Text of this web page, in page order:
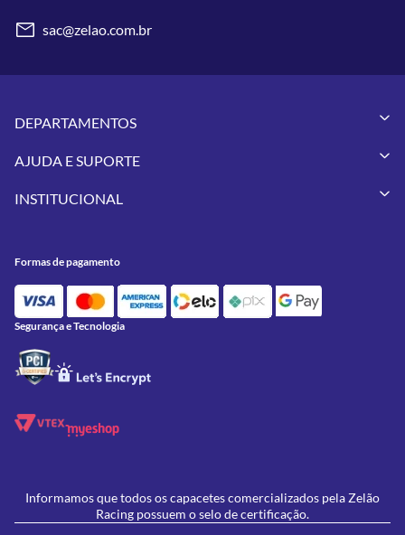
sac@zelao.com.br
DEPARTAMENTOS
Vestuários
Pneus
Utilidades
Feminino
Lançamentos
AJUDA E SUPORTE
Meus Pedidos
Política de Privacidade
Política de Campanhas e promoções
INSTITUCIONAL
Contato
Oficina/Serviços
Formas de pagamento
Segurança e Tecnologia
Informamos que todos os capacetes comercializados pela Zelão
Racing possuem o selo de certificação.